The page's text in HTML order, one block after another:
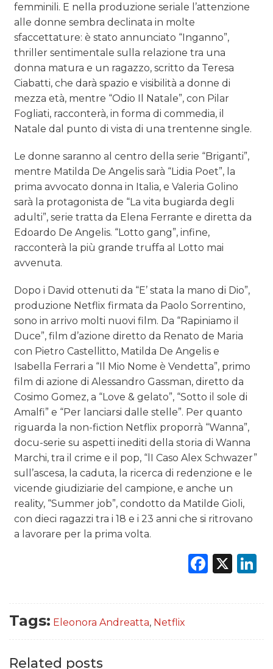
femminili. E nella produzione seriale l’attenzione
alle donne sembra declinata in molte
sfaccettature: è stato annunciato “Inganno”,
thriller sentimentale sulla relazione tra una
donna matura e un ragazzo, scritto da Teresa
Ciabatti, che darà spazio e visibilità a donne di
mezza età, mentre “Odio Il Natale”, con Pilar
Fogliati, racconterà, in forma di commedia, il
Natale dal punto di vista di una trentenne single.
Le donne saranno al centro della serie “Briganti”,
mentre Matilda De Angelis sarà “Lidia Poet”, la
prima avvocato donna in Italia, e Valeria Golino
sarà la protagonista de “La vita bugiarda degli
adulti”, serie tratta da Elena Ferrante e diretta da
Edoardo De Angelis. “Lotto gang”, infine,
racconterà la più grande truffa al Lotto mai
avvenuta.
Dopo i David ottenuti da “E’ stata la mano di Dio”,
produzione Netflix firmata da Paolo Sorrentino,
sono in arrivo molti nuovi film. Da “Rapiniamo il
Duce”, film d’azione diretto da Renato de Maria
con Pietro Castellitto, Matilda De Angelis e
Isabella Ferrari a “Il Mio Nome è Vendetta”, primo
film di azione di Alessandro Gassman, diretto da
Cosimo Gomez, a “Love & gelato”, “Sotto il sole di
Amalfi” e “Per lanciarsi dalle stelle”. Per quanto
riguarda la non-fiction Netflix proporrà “Wanna”,
docu-serie su aspetti inediti della storia di Wanna
Marchi, tra il crime e il pop, “lI Caso Alex Schwazer”
sull’ascesa, la caduta, la ricerca di redenzione e le
vicende giudiziarie del campione, e anche un
reality, “Summer job”, condotto da Matilde Gioli,
con dieci ragazzi tra i 18 e i 23 anni che si ritrovano
a lavorare per la prima volta.
X
Tags: Eleonora Andreatta, Netflix
Related posts